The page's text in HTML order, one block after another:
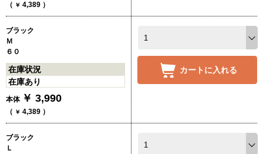
（ ￥ 4,389 ）
ブラック
Ｍ
６０
在庫状況
在庫あり
本体 ￥ 3,990
（ ￥ 4,389 ）
カートに入れる
ブラック
Ｌ